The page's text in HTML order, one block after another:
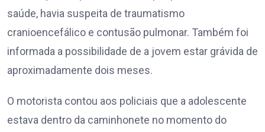
saúde, havia suspeita de traumatismo
cranioencefálico e contusão pulmonar. Também foi
informada a possibilidade de a jovem estar grávida de
aproximadamente dois meses.
O motorista contou aos policiais que a adolescente
estava dentro da caminhonete no momento do